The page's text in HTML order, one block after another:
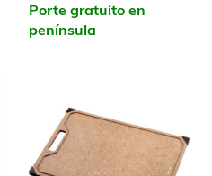
Porte gratuito en
península